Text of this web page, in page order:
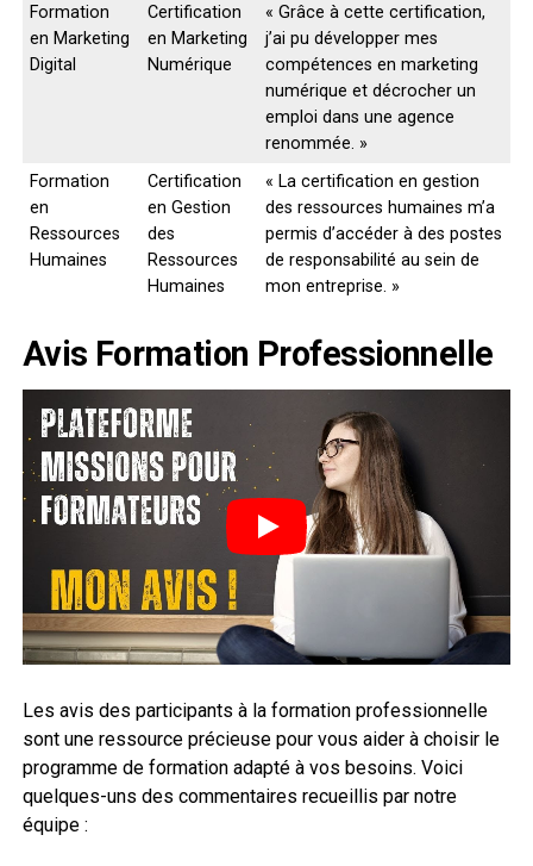
Formation
en Marketing
Digital
Certification
en Marketing
Numérique
« Grâce à cette certification,
j’ai pu développer mes
compétences en marketing
numérique et décrocher un
emploi dans une agence
renommée. »
Formation
en
Ressources
Humaines
Certification
en Gestion
des
Ressources
Humaines
« La certification en gestion
des ressources humaines m’a
permis d’accéder à des postes
de responsabilité au sein de
mon entreprise. »
Avis Formation Professionnelle
Les avis des participants à la formation professionnelle
sont une ressource précieuse pour vous aider à choisir le
programme de formation adapté à vos besoins. Voici
quelques-uns des commentaires recueillis par notre
équipe :